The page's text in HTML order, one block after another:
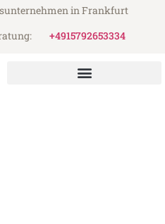
in Frankfurt
+4915792653334